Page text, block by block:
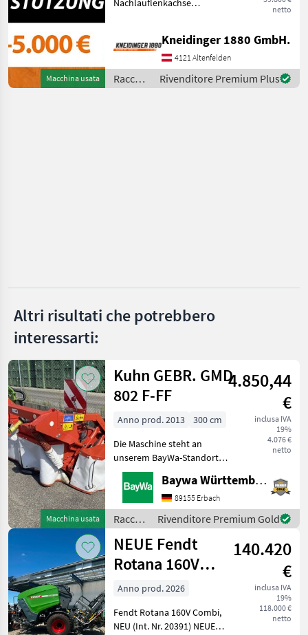
Fliegl
rivenditori
Macchina usata
netto
to Gefederte Deichsel
Hydraulisches Klappdach
zur Ladegutsicherung Hy
Kneidinger 1880 GmbH.
4121 Altenfelden
Raccolta
mangimi
Rivenditore Premium Plus
Altri risultati che potrebbero
interessarti:
Macchina usata
Kuhn GEBR. GMD
802 F-FF
4.850,44
€
inclusa IVA
19%
4.076 €
netto
Anno prod. 2013
300 cm
Die Maschine steht an
unserem BayWa-Standort
in DE-88214
Ravensburg.Gerne steht
Ihnen Herr Schmid unter
Tel.: 0151 1610 3978 für Ihre
Anfrage zur
Verfügung!Kuhn GMD
Baywa Württemberg
89155 Erbach
Raccolta
mangimi
/ Kuhn
Rivenditore Premium Gold
NEUE Fendt
Rotana 160V
Combi
Rundballenpresse,
i
140.420
€
inclusa IVA
19%
118.000 €
netto
Anno prod. 2026
Fendt Rotana 160V Combi,
NEU (Int. Nr. 20391) NEUE